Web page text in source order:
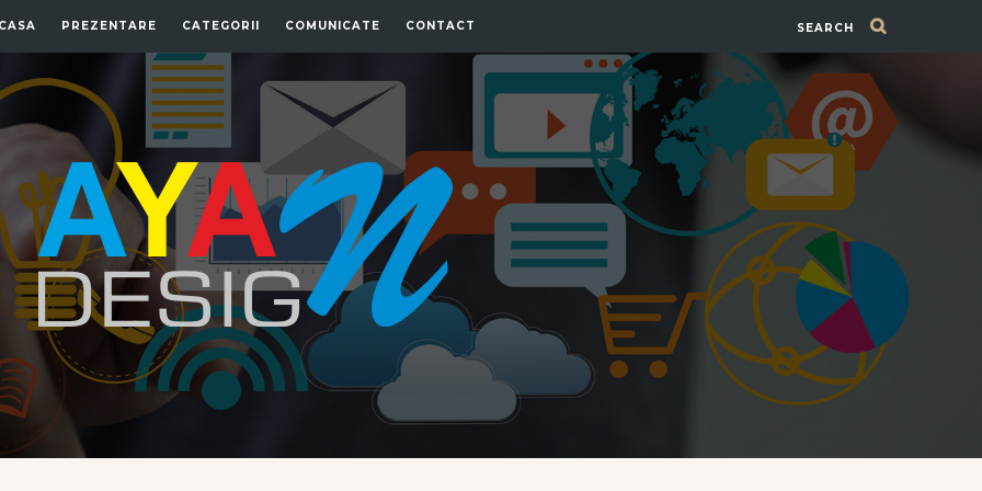
SEARCH
PREZENTARE CATEGORII COMUNICATE CONTACT